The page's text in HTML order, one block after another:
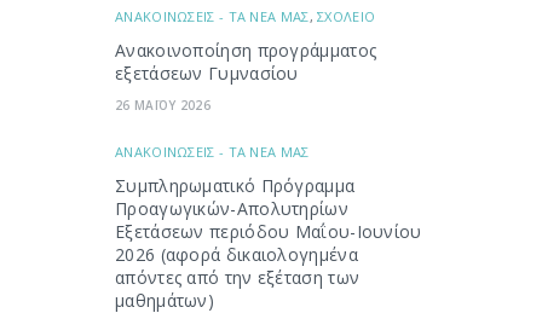
ΑΝΑΚΟΙΝΩΣΕΙΣ - ΤΑ ΝΕΑ ΜΑΣ,ΣΧΟΛΕΙΟ
Ανακοινοποίηση προγράμματος
εξετάσεων Γυμνασίου
26 ΜΑΪΟΥ 2026
ΑΝΑΚΟΙΝΩΣΕΙΣ - ΤΑ ΝΕΑ ΜΑΣ
Συμπληρωματικό Πρόγραμμα
Προαγωγικών-Απολυτηρίων
Εξετάσεων περιόδου Μαΐου-Ιουνίου
2026 (αφορά δικαιολογημένα
απόντες από την εξέταση των
μαθημάτων)